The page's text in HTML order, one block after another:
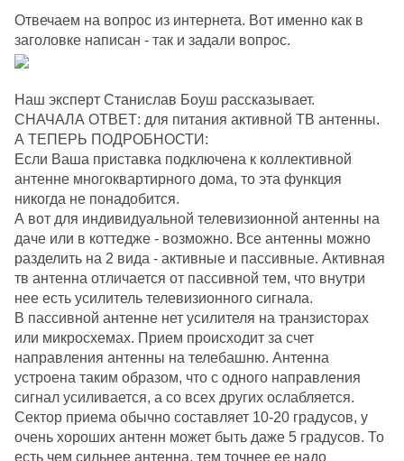
Отвечаем на вопрос из интернета. Вот именно как в
заголовке написан - так и задали вопрос.
Наш эксперт Станислав Боуш рассказывает.
СНАЧАЛА ОТВЕТ: для питания активной ТВ антенны.
А ТЕПЕРЬ ПОДРОБНОСТИ:
Если Ваша приставка подключена к коллективной
антенне многоквартирного дома, то эта функция
никогда не понадобится.
А вот для индивидуальной телевизионной антенны на
даче или в коттедже - возможно. Все антенны можно
разделить на 2 вида - активные и пассивные. Активная
тв антенна отличается от пассивной тем, что внутри
нее есть усилитель телевизионного сигнала.
В пассивной антенне нет усилителя на транзисторах
или микросхемах. Прием происходит за счет
направления антенны на телебашню. Антенна
устроена таким образом, что с одного направления
сигнал усиливается, а со всех других ослабляется.
Сектор приема обычно составляет 10-20 градусов, у
очень хороших антенн может быть даже 5 градусов. То
есть чем сильнее антенна, тем точнее ее надо